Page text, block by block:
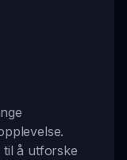
å utforske